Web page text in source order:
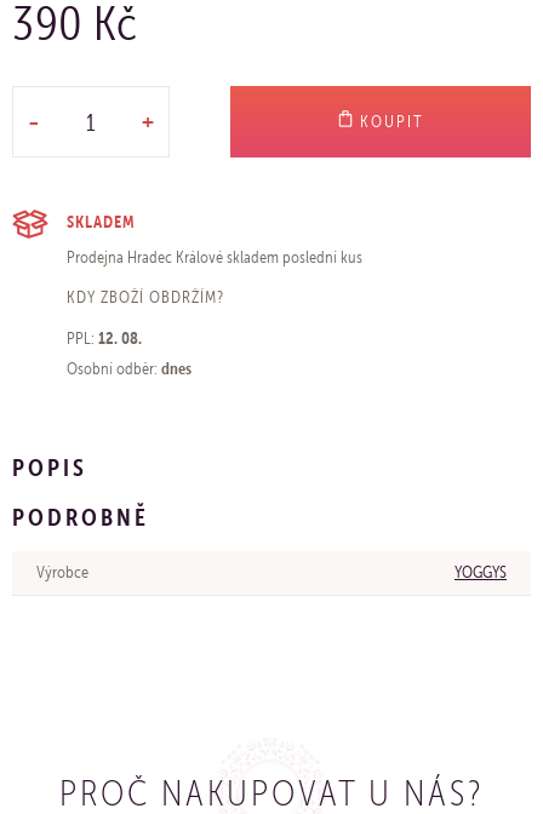
390 Kč
- + KOUPIT
SKLADEM
Prodejna Hradec Královéskladem poslední kus
KDY ZBOŽÍ OBDRŽÍM?
PPL: 12. 08.
Osobní odběr: dnes
POPIS
PODROBNĚ
Výrobce YOGGYS
PROČ NAKUPOVAT U NÁS?